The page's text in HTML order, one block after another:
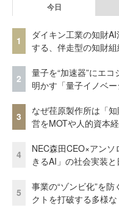
今日
1
ダイキン工業の知財
する、伴走型の知財
2
量子を“加速器”にエ
明かす「量子イノベ
3
なぜ荏原製作所は「
営をMOTや人的資本
4
NEC森田CEO×アン
きるAI」の社会実装
5
事業の“ゾンビ化”を
クトを打破する多様な